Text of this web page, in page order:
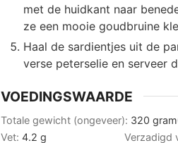
met de huidkant naar
ze een mooie goudbruine
Haal de sardientjes uit de
verse peterselie en serveer
VOEDINGSWAARDE
Totale gewicht (ongeveer): 320 gram
Vet: 4.2 g Verzadigd